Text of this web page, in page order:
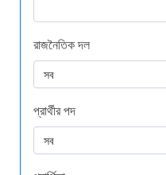
রাজনৈতিক দল
প্রার্থীর পদ